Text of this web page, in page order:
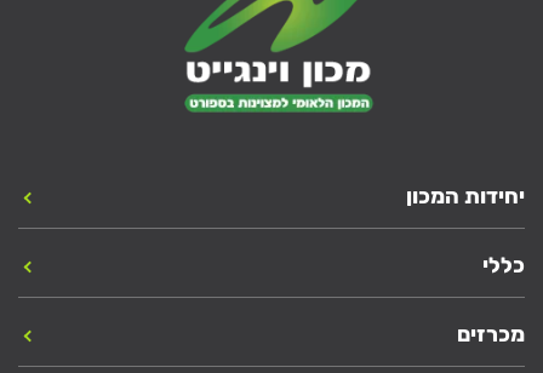
יחידות המכון
כללי
מכרזים